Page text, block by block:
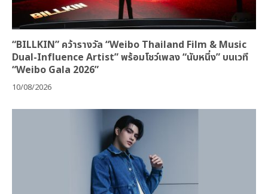
“BILLKIN” คว้ารางวัล “Weibo Thailand Film & Music
Dual-Influence Artist” พร้อมโชว์เพลง “นับหนึ่ง” บนเวที
“Weibo Gala 2026”
10/08/2026